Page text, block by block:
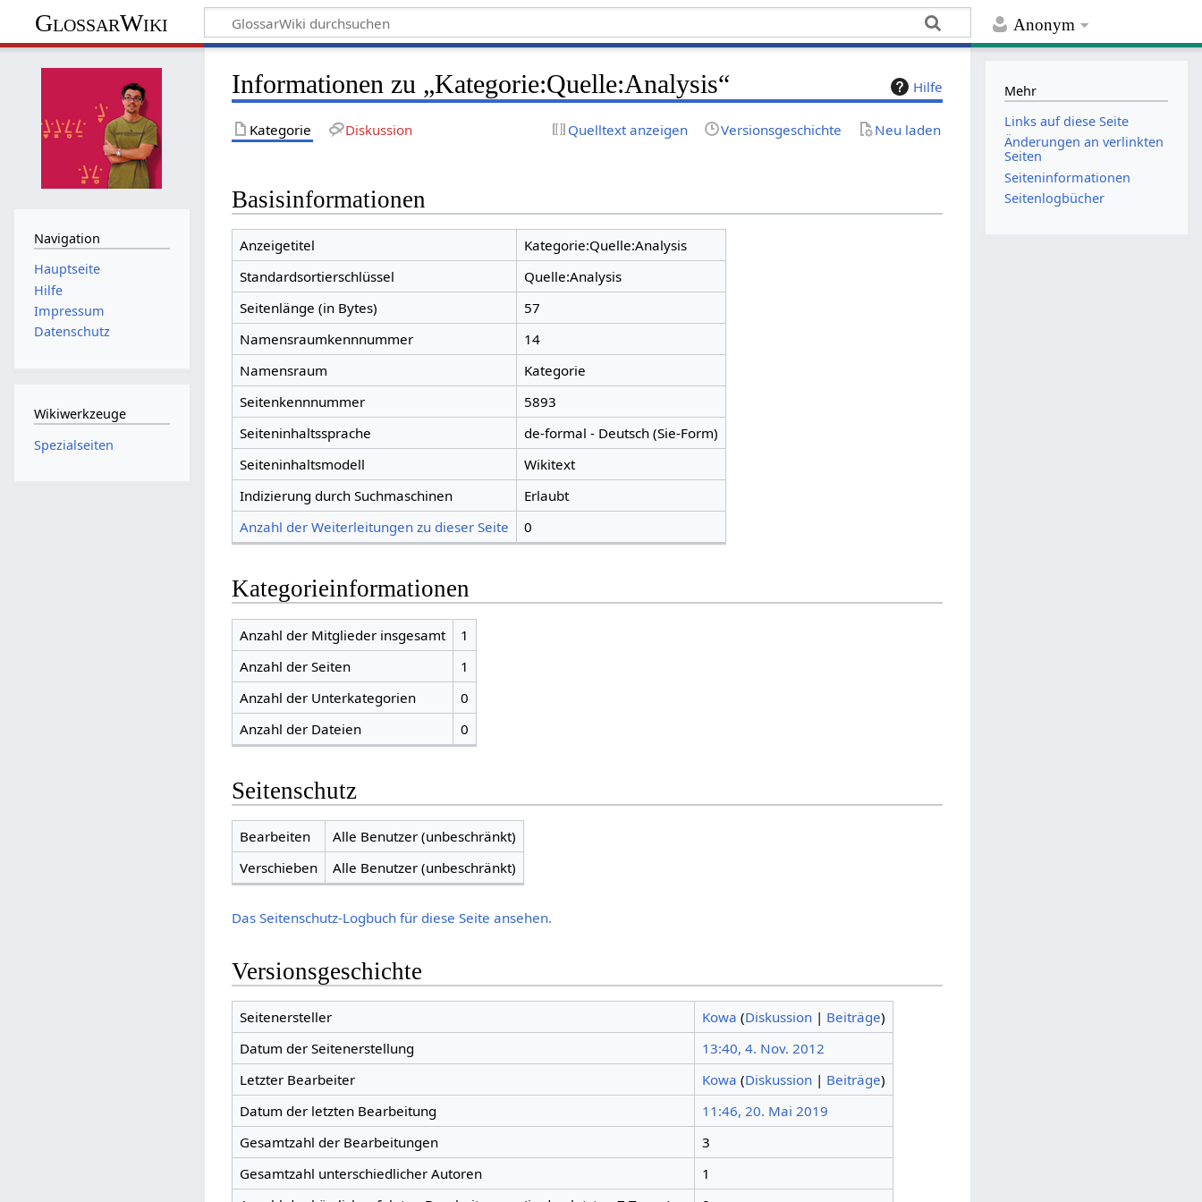
Anonym
GlossarWiki
Hilfe
Informationen zu „Kategorie:Quelle:Analysis“
Kategorie Diskussion Quelltext anzeigen Versionsgeschichte Neu laden
Basisinformationen
Anzeigetitel
Kategorie:Quelle:Analysis
Standardsortierschlüssel
Quelle:Analysis
Seitenlänge (in Bytes)
57
Namensraumkennnummer
14
Namensraum
Kategorie
Seitenkennnummer
5893
Seiteninhaltssprache
de-formal - Deutsch (Sie-Form)
Seiteninhaltsmodell
Wikitext
Indizierung durch Suchmaschinen
Erlaubt
Anzahl der Weiterleitungen zu dieser Seite
0
Kategorieinformationen
Anzahl der Mitglieder insgesamt
1
Anzahl der Seiten
1
Anzahl der Unterkategorien
0
Anzahl der Dateien
0
Seitenschutz
Bearbeiten
Alle Benutzer (unbeschränkt)
Verschieben
Alle Benutzer (unbeschränkt)
Das Seitenschutz-Logbuch für diese Seite ansehen.
Versionsgeschichte
Seitenersteller Kowa (Diskussion| Beiträge)
Datum der Seitenerstellung
13:40, 4. Nov. 2012
Letzter Bearbeiter
Kowa (Diskussion| Beiträge)
Datum der letzten Bearbeitung
11:46, 20. Mai 2019
Gesamtzahl der Bearbeitungen
3
Gesamtzahl unterschiedlicher Autoren
1
Navigation
Hauptseite
Hilfe
Impressum
Datenschutz
Wikiwerkzeuge
Spezialseiten
Mehr
Links auf diese Seite
Änderungen an verlinkten
Seiten
Seiten­­informationen
Seitenlogbücher